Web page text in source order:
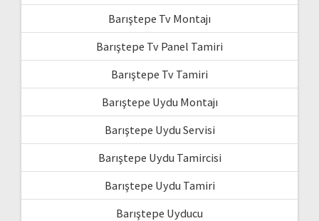
Barıştepe Tv Montajı
Barıştepe Tv Panel Tamiri
Barıştepe Tv Tamiri
Barıştepe Uydu Montajı
Barıştepe Uydu Servisi
Barıştepe Uydu Tamircisi
Barıştepe Uydu Tamiri
Barıştepe Uyducu